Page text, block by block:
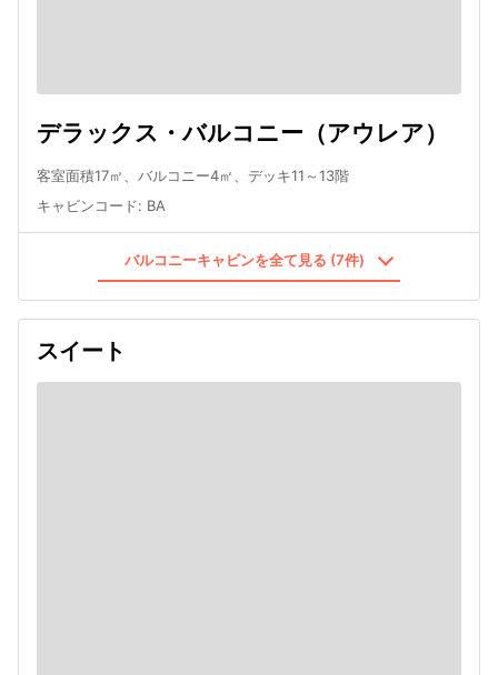
デラックス・バルコニー（アウレア）
客室面積17㎡、バルコニー4㎡、デッキ11～13階
キャビンコード: BA
バルコニーキャビンを全て見る (7件)
スイート